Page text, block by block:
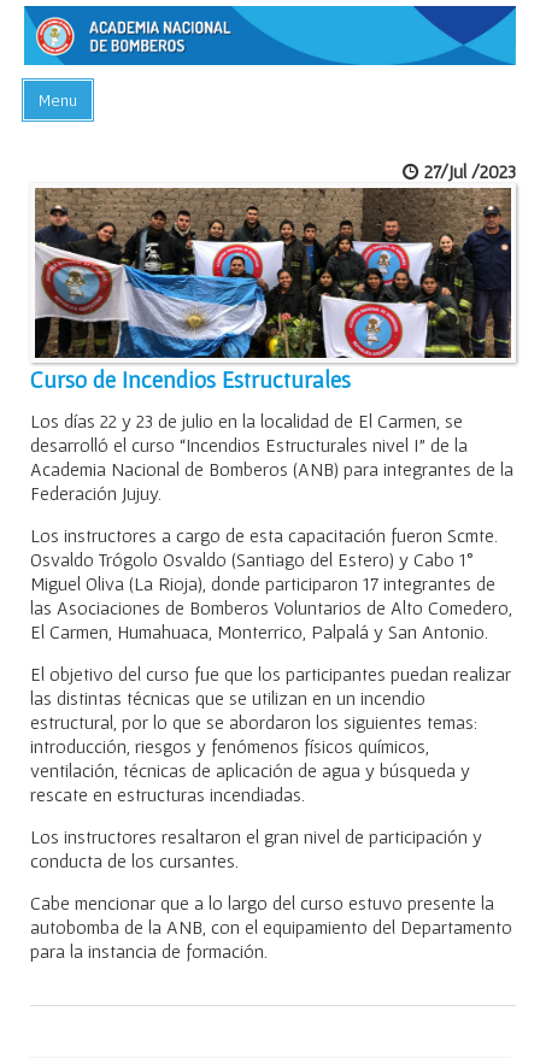
Menu
ACADEMIA
PREGUNTAS FRECUENTES
BIBLIOTECA
EVENTOS
CONTACTO
27/Jul /2023
Curso de Incendios Estructurales
Los días 22 y 23 de julio en la localidad de El Carmen, se
desarrolló el curso “Incendios Estructurales nivel I” de la
Academia Nacional de Bomberos (ANB) para integrantes de la
Federación Jujuy.
Los instructores a cargo de esta capacitación fueron Scmte.
Osvaldo Trógolo Osvaldo (Santiago del Estero) y Cabo 1°
Miguel Oliva (La Rioja), donde participaron 17 integrantes de
las Asociaciones de Bomberos Voluntarios de Alto Comedero,
El Carmen, Humahuaca, Monterrico, Palpalá y San Antonio.
El objetivo del curso fue que los participantes puedan realizar
las distintas técnicas que se utilizan en un incendio
estructural, por lo que se abordaron los siguientes temas:
introducción, riesgos y fenómenos físicos químicos,
ventilación, técnicas de aplicación de agua y búsqueda y
rescate en estructuras incendiadas.
Los instructores resaltaron el gran nivel de participación y
conducta de los cursantes.
Cabe mencionar que a lo largo del curso estuvo presente la
autobomba de la ANB, con el equipamiento del Departamento
para la instancia de formación.